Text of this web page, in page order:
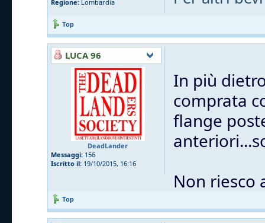
Regione: Lombardia
Top
LUCA 96
DeadLander
Messaggi: 156
Iscritto il: 19/10/2015, 16:16
In più
comprata
flange
Non riesco
Top